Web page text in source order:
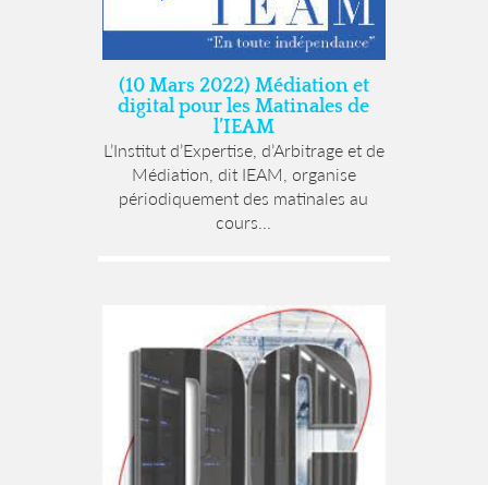
(10 Mars 2022) Médiation et
digital pour les Matinales de
l’IEAM
L’Institut d’Expertise, d’Arbitrage et de
Médiation, dit IEAM, organise
périodiquement des matinales au
cours...